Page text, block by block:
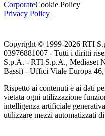
CorporateCookie Policy
Privacy Policy
Copyright © 1999-2026 RTI
03976881007 - Tutti i diritti
S.p.A. - RTI S.p.A., Mediaset
Bassi) - Uffici Viale Europa
Rispetto ai contenuti e ai dati
vietata ogni utilizzazione
intelligenza artificiale
utilizzare mezzi automatizzati